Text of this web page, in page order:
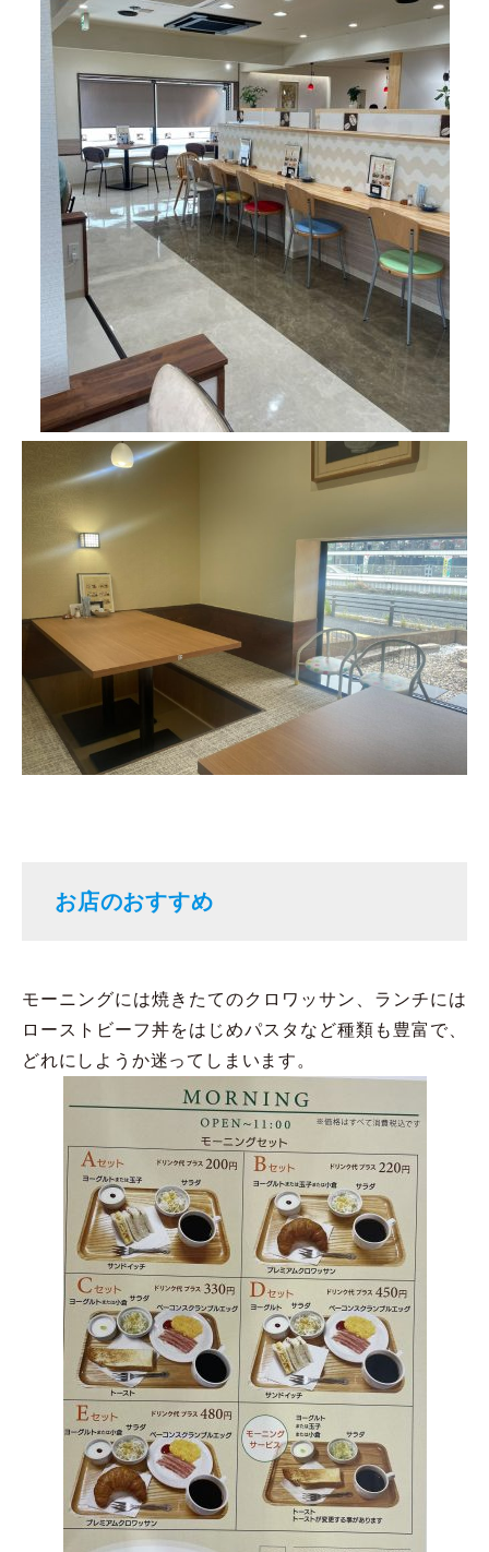
お店のおすすめ
モーニングには焼きたてのクロワッサン、ランチには
ローストビーフ丼をはじめパスタなど種類も豊富で、
どれにしようか迷ってしまいます。